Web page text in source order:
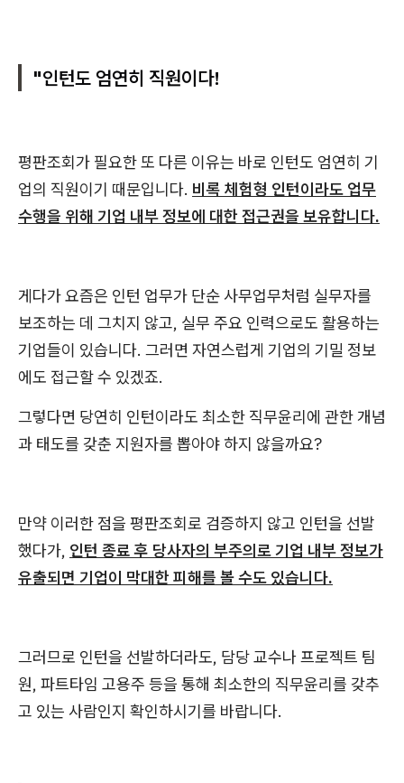
"인턴도 엄연히 직원이다!
평판조회가 필요한 또 다른 이유는 바로 인턴도 엄연히 기
업의 직원이기 때문입니다. 비록 체험형 인턴이라도 업무
수행을 위해 기업 내부 정보에 대한 접근권을 보유합니다.
게다가 요즘은 인턴 업무가 단순 사무업무처럼 실무자를
보조하는 데 그치지 않고, 실무 주요 인력으로도 활용하는
기업들이 있습니다. 그러면 자연스럽게 기업의 기밀 정보
에도 접근할 수 있겠죠.
그렇다면 당연히 인턴이라도 최소한 직무윤리에 관한 개념
과 태도를 갖춘 지원자를 뽑아야 하지 않을까요?
만약 이러한 점을 평판조회로 검증하지 않고 인턴을 선발
했다가, 인턴 종료 후 당사자의 부주의로 기업 내부 정보가
유출되면 기업이 막대한 피해를 볼 수도 있습니다.
그러므로 인턴을 선발하더라도, 담당 교수나 프로젝트 팀
원, 파트타임 고용주 등을 통해 최소한의 직무윤리를 갖추
고 있는 사람인지 확인하시기를 바랍니다.